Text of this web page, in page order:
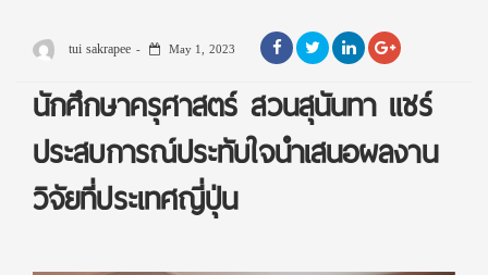
tui sakrapee May 1, 2023
นักศึกษาครุศาสตร์ สวนสุนันทา แชร์
ประสบการณ์ประทับใจนำเสนอผลงาน
วิจัยที่ประเทศญี่ปุ่น